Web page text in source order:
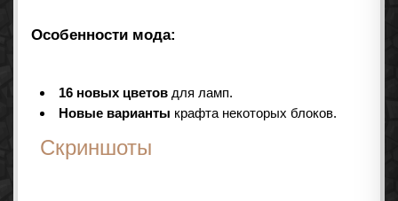
Особенности мода:
16 новых цветов для ламп.
Новые варианты крафта некоторых блоков.
Скриншоты